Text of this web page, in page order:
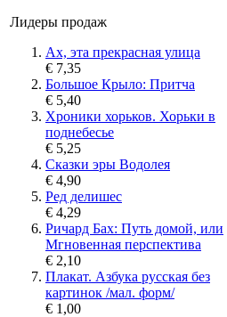
Лидеры продаж
Ах, эта прекрасная улица
€ 7,35
Большое Крыло: Притча
€ 5,40
Хроники хорьков. Хорьки в
поднебесье
€ 5,25
Сказки эры Водолея
€ 4,90
Ред делишес
€ 4,29
Ричард Бах: Путь домой, или
Мгновенная перспектива
€ 2,10
Плакат. Азбука русская без
картинок /мал. форм/
€ 1,00